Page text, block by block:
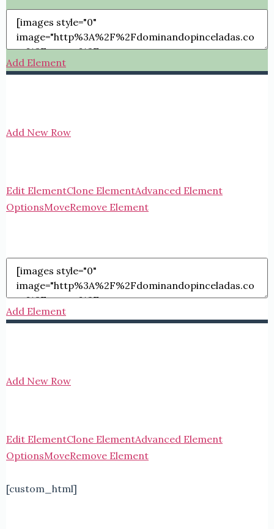
Add Element
Add New Row
Edit ElementClone ElementAdvanced Element
OptionsMoveRemove Element
Add Element
Add New Row
Edit ElementClone ElementAdvanced Element
OptionsMoveRemove Element
[custom_html]